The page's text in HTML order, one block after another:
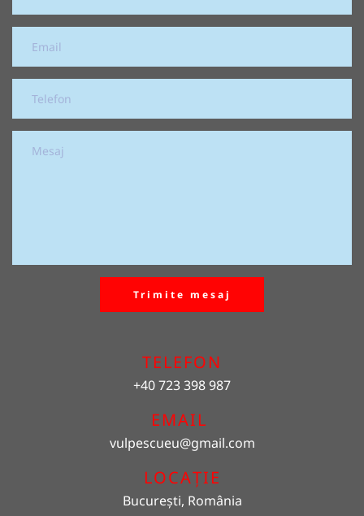
Trimite mesaj
TELEFON
+40 723 398 987
EMAIL
vulpescueu@gmail.com
LOCAȚIE
București, România